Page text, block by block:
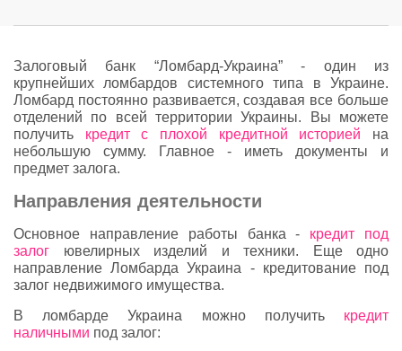
Залоговый банк “Ломбард-Украина” - один из
крупнейших ломбардов системного типа в Украине.
Ломбард постоянно развивается, создавая все больше
отделений по всей территории Украины. Вы можете
получить кредит с плохой кредитной историей на
небольшую сумму. Главное - иметь документы и
предмет залога.
Направления деятельности
Основное направление работы банка - кредит под
залог ювелирных изделий и техники. Еще одно
направление Ломбарда Украина - кредитование под
залог недвижимого имущества.
В ломбарде Украина можно получить кредит
наличными под залог: